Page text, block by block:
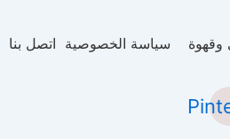
سياسة الخصوصية اتصل بنا